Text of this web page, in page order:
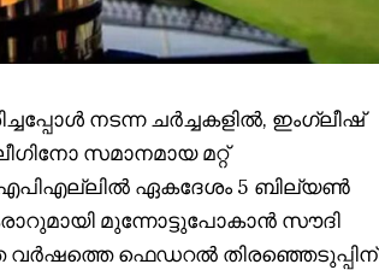
നടന്ന ചർച്ചകളിൽ, ഇംഗ്ലീഷ്
സമാനമായ മറ്റ്
ഐപിഎല്ലിൽ ഏകദേശം 5 ബില്യൺ
മുന്നോട്ടുപോകാൻ സൗദി
ഫെഡറൽ തിരഞ്ഞെടുപ്പിന്